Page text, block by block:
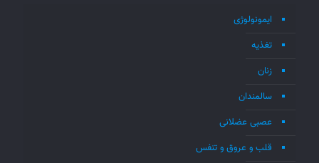
ایمونولوژی
تغذیه
زنان
سالمندان
عصبی عضلانی
قلب و عروق و تنفس